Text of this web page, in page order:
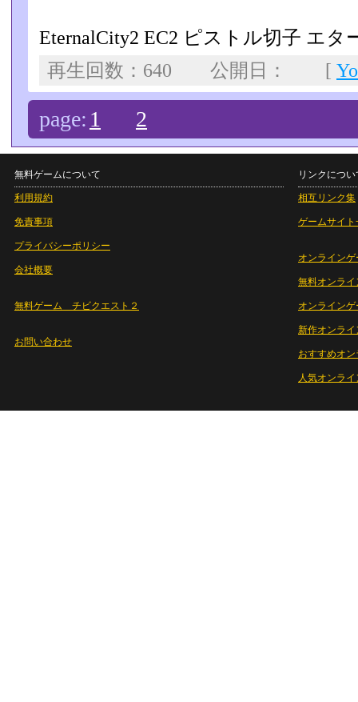
EternalCity2 EC2 ピストル切子 エタ
再生回数：640 公開日： [
page: 1 2
無料ゲームについて
利用規約
免責事項
プライバシーポリシー
会社概要
無料ゲーム チビクエスト２
お問い合わせ
リンクについ
相互リンク集
ゲームサイト
オンラインゲ
無料オンライ
オンライン
新作オンライ
おすすめオ
人気オンラ